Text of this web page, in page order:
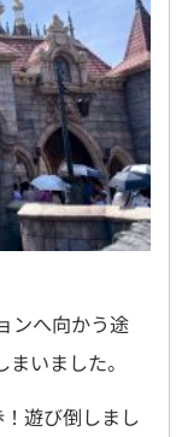
ンへ向かう途
いました。
遊び倒しまし